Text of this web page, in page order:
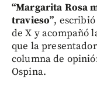
“Margarita Rosa
travieso”,
de X y acompañó
que la
columna de
Ospina.